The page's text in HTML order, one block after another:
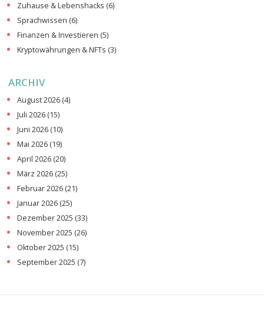
Zuhause & Lebenshacks (6)
Sprachwissen (6)
Finanzen & Investieren (5)
Kryptowährungen & NFTs (3)
ARCHIV
August 2026 (4)
Juli 2026 (15)
Juni 2026 (10)
Mai 2026 (19)
April 2026 (20)
März 2026 (25)
Februar 2026 (21)
Januar 2026 (25)
Dezember 2025 (33)
November 2025 (26)
Oktober 2025 (15)
September 2025 (7)